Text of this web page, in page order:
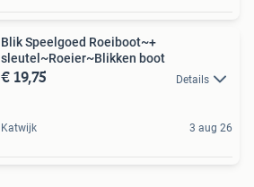
Blik Speelgoed Roeiboot~+
sleutel~Roeier~Blikken boot
€ 19,75 Details
Katwijk 3 aug 26